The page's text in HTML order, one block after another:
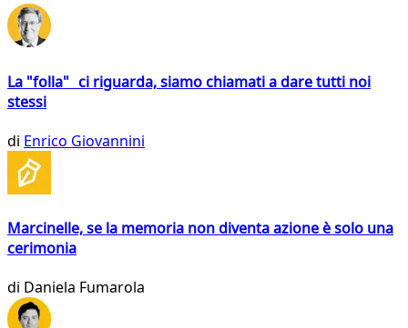
La "folla" ci riguarda, siamo chiamati a dare tutti noi
stessi
di Enrico Giovannini
Marcinelle, se la memoria non diventa azione è solo una
cerimonia
di Daniela Fumarola